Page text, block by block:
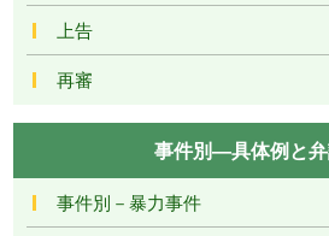
上告
再審
事件別―具体例と
事件別－暴力事件